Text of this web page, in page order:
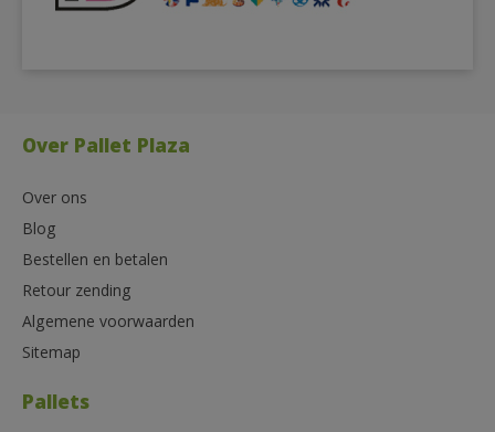
Over Pallet Plaza
Over ons
Blog
Bestellen en betalen
Retour zending
Algemene voorwaarden
Sitemap
Pallets